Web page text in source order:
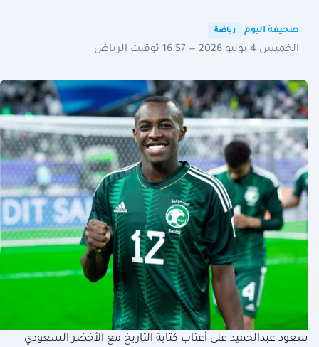
صحيفة اليوم رياضة
الخميس 4 يونيو 2026 — 16:57 توقيت الرياض
سعود عبدالحميد على أعتاب كتابة التاريخ مع الأخضر السعودي